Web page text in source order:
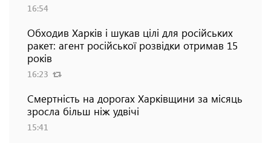
16:54
Обходив Харків і шукав цілі для російських
ракет: агент російської розвідки отримав 15
років
16:23
Смертність на дорогах Харківщини за місяць
зросла більш ніж удвічі
15:41